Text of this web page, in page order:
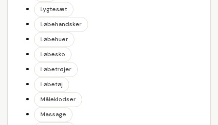
Lygtesæt
Løbehandsker
Løbehuer
Løbesko
Løbetrøjer
Løbetøj
Måleklodser
Massage